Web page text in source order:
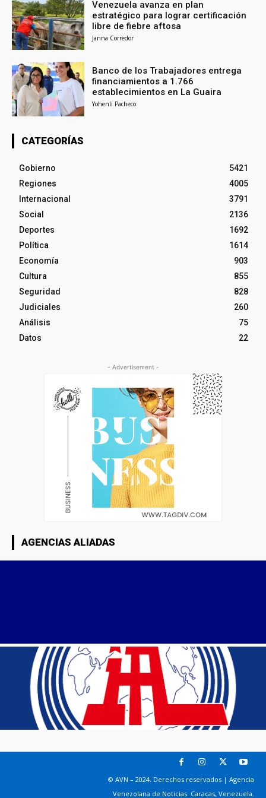
Venezuela avanza en plan
estratégico para lograr certificación
libre de fiebre aftosa
Janna Corredor
Banco de los Trabajadores entrega
financiamientos a 1.766
establecimientos en La Guaira
Yohenli Pacheco
CATEGORÍAS
Gobierno
5421
Regiones
4005
Internacional
3791
Social
2136
Deportes
1692
Política
1614
Economía
903
Cultura
855
Seguridad
828
Judiciales
260
Análisis
75
Datos
22
- Advertisement -
AGENCIAS ALIADAS
© AVN – 2024. Derechos reservados | Agencia
Venezolana de Noticias. Caracas, Venezuela.